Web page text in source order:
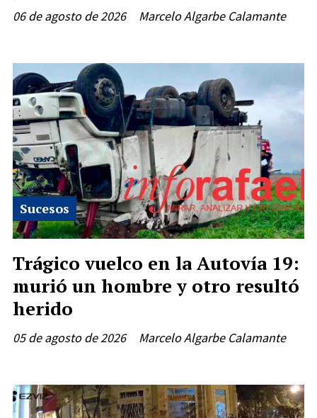
Marcelo Algarbe Calamante
06 de agosto de 2026
Trágico vuelco en la Autovía 19:
murió un hombre y otro resultó
herido
Marcelo Algarbe Calamante
Sucesos
05 de agosto de 2026